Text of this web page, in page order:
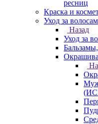
ресниц
Краска и
Уход за
Назад
Уход за